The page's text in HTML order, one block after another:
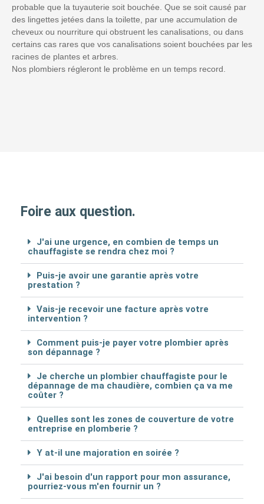
probable que la tuyauterie soit bouchée. Que se soit causé par
des lingettes jetées dans la toilette, par une accumulation de
cheveux ou nourriture qui obstruent les canalisations, ou dans
certains cas rares que vos canalisations soient bouchées par les
racines de plantes et arbres.
Nos plombiers régleront le problème en un temps record.
Foire aux question.
J'ai une urgence, en combien de temps un
chauffagiste se rendra chez moi ?
Puis-je avoir une garantie après votre
prestation ?
Vais-je recevoir une facture après votre
intervention ?
Comment puis-je payer votre plombier après
son dépannage ?
Je cherche un plombier chauffagiste pour le
dépannage de ma chaudière, combien ça va me
coûter ?
Quelles sont les zones de couverture de votre
entreprise en plomberie ?
Y at-il une majoration en soirée ?
J'ai besoin d'un rapport pour mon assurance,
pourriez-vous m'en fournir un ?